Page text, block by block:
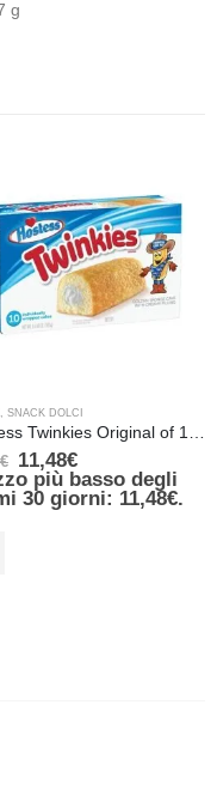
g
SNACK DOLCI
€ 11,48€
più basso degli
30 giorni: 11,48€.